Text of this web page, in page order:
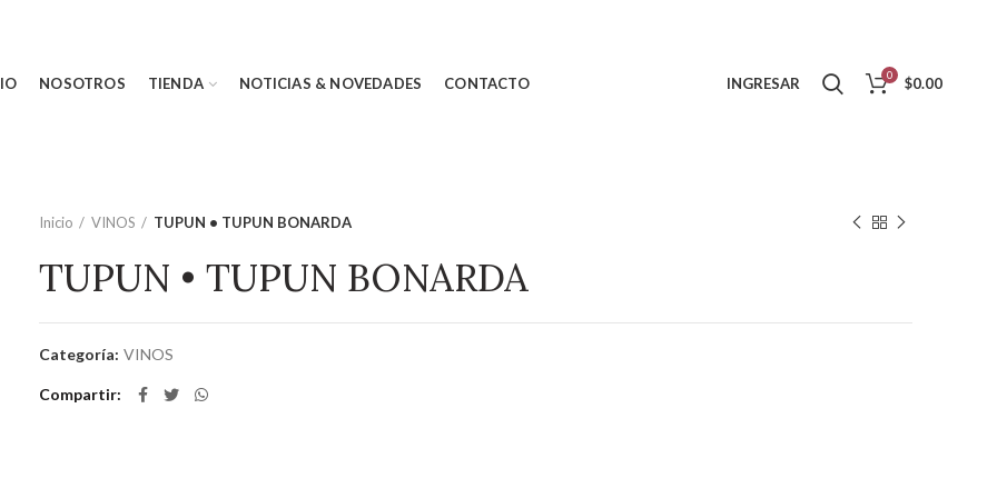
NOSOTROS TIENDA NOTICIAS & NOVEDADES CONTACTO INGRESAR 0 $0.00
Inicio VINOS TUPUN • TUPUN BONARDA
TUPUN • TUPUN BONARDA
Categoría: VINOS
Compartir